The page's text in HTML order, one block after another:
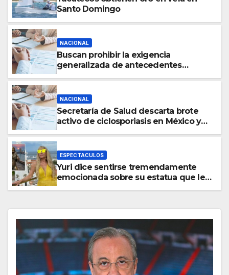
Santo Domingo
NACIONAL
Buscan prohibir la exigencia
generalizada de antecedentes
NACIONAL
Secretaría de Salud descarta brote
activo de ciclosporiasis en México y
ESPECTACULOS
Yuri dice sentirse tremendamente
emocionada sobre su estatua que le